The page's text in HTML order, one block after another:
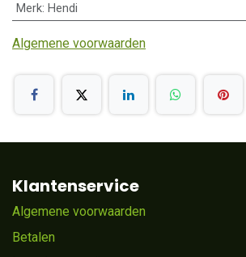
Merk: Hendi
Algemene voorwaarden
Klantenservice
Algemene voorwaarden
Betalen